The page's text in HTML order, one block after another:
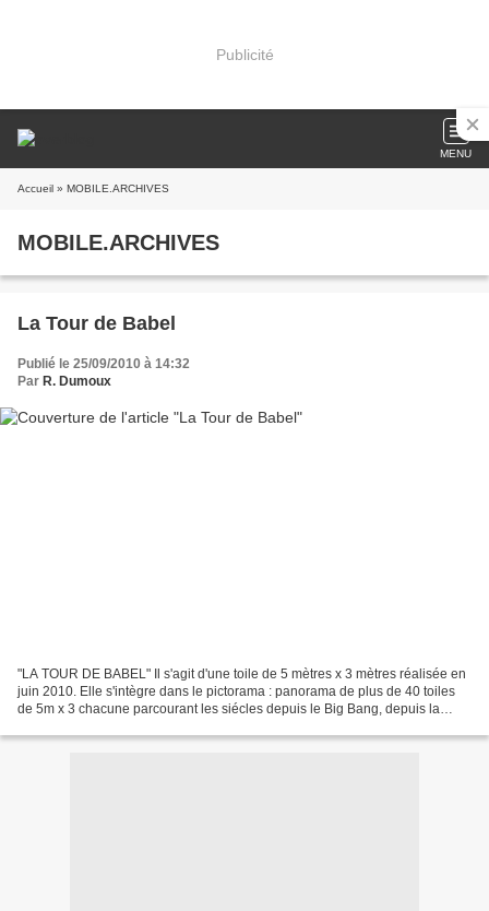
Publicité
MENU
Accueil » MOBILE.ARCHIVES
MOBILE.ARCHIVES
La Tour de Babel
Publié le 25/09/2010 à 14:32
Par R. Dumoux
"LA TOUR DE BABEL" Il s'agit d'une toile de 5 mètres x 3 mètres réalisée en
juin 2010. Elle s'intègre dans le pictorama : panorama de plus de 40 toiles
de 5m x 3 chacune parcourant les siécles depuis le Big Bang, depuis la